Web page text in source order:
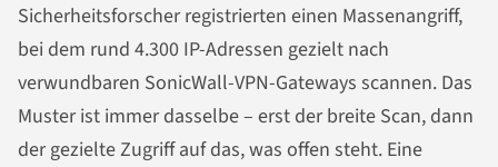
Sicherheitsforscher registrierten einen Massenangriff,
bei dem rund 4.300 IP-Adressen gezielt nach
verwundbaren SonicWall-VPN-Gateways scannen. Das
Muster ist immer dasselbe – erst der breite Scan, dann
der gezielte Zugriff auf das, was offen steht. Eine